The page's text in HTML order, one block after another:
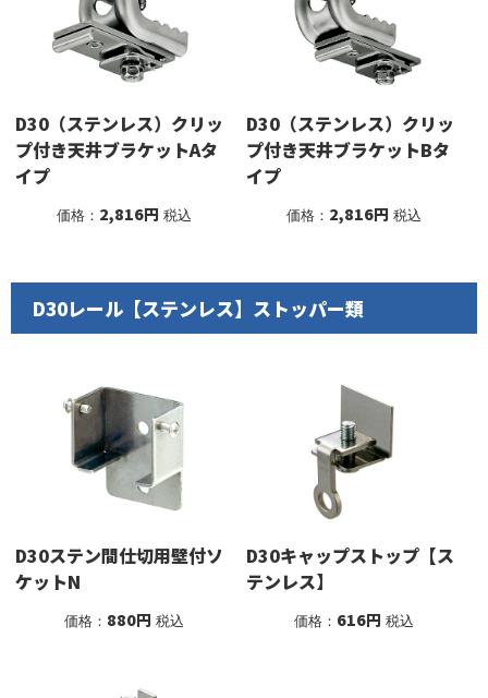
D30（ステンレス）クリッ
プ付き天井ブラケットAタ
イプ
価格： 2,816円 税込
D30（ステンレス）クリッ
プ付き天井ブラケットBタ
イプ
価格： 2,816円 税込
D30レール【ステンレス】ストッパー類
D30ステン間仕切用壁付ソ
ケットN
価格： 880円 税込
D30キャップストップ【ス
テンレス】
価格： 616円 税込